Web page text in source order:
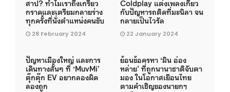
สาป? ทำไมเราถึงเกรี้ยว
กราดและเตรียมกลายร่าง
ทุกครั้งที่นั่งตำแหน่งคนขับ
28 February 2024
Coldplay แต่งเพลงเกี่ยว
กับปัญหารถติดที่มะนิลา จน
กลายเป็นไวรัล
22 January 2024
ปัญหาเมืองใหญ่ และการ
เดินทางสั้นๆ ที่ ‘MuvMi’
ตุ๊กตุ๊ก EV อยากลองผิด
ลองถูก
ย้อนข้อครหา ‘มิน อ่อง
หล่าย’ ที่ถูกนานาชาติจับตา
มอง ในโอกาสเยือนไทย
ตามคำเชิญของนายกฯ